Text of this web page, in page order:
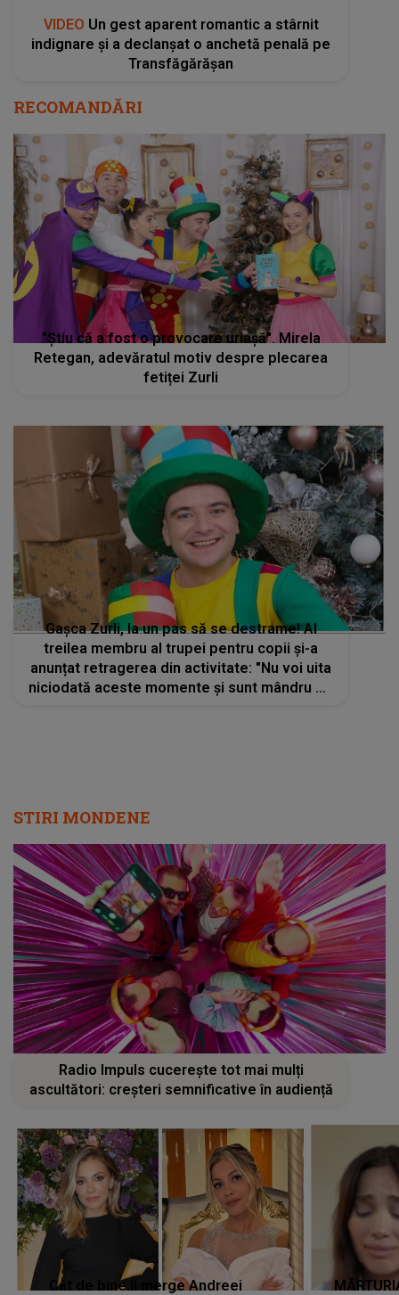
VIDEO Un gest aparent romantic a stârnit
indignare și a declanșat o anchetă penală pe
Transfăgărășan
RECOMANDĂRI
"Știu că a fost o provocare uriașă". Mirela
Retegan, adevăratul motiv despre plecarea
fetiței Zurli
Gașca Zurli, la un pas să se destrame! Al
treilea membru al trupei pentru copii și-a
anunțat retragerea din activitate: "Nu voi uita
niciodată aceste momente și sunt mândru de
STIRI MONDENE
Radio Impuls cucerește tot mai mulți
ascultători: creșteri semnificative în audiență
Cât de bine îi merge Andreei